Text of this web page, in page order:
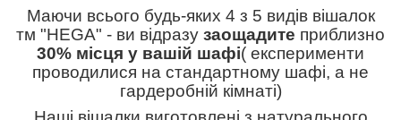
Маючи всього будь-яких 4 з 5 видів вішалок
тм "HEGA" - ви відразу заощадите приблизно
30% місця у вашій шафі( експерименти
проводилися на стандартному шафі, а не
гардеробній кімнаті)